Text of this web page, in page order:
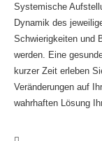
Systemische
Dynamik des
Schwierigkeiten und
werden. Eine
kurzer Zeit erleben
Veränderungen auf
wahrhaften Lösung